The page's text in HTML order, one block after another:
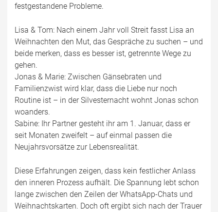
festgestandene Probleme.
Lisa & Tom: Nach einem Jahr voll Streit fasst Lisa an
Weihnachten den Mut, das Gespräche zu suchen – und
beide merken, dass es besser ist, getrennte Wege zu
gehen.
Jonas & Marie: Zwischen Gänsebraten und
Familienzwist wird klar, dass die Liebe nur noch
Routine ist – in der Silvesternacht wohnt Jonas schon
woanders.
Sabine: Ihr Partner gesteht ihr am 1. Januar, dass er
seit Monaten zweifelt – auf einmal passen die
Neujahrsvorsätze zur Lebensrealität.
Diese Erfahrungen zeigen, dass kein festlicher Anlass
den inneren Prozess aufhält. Die Spannung lebt schon
lange zwischen den Zeilen der WhatsApp-Chats und
Weihnachtskarten. Doch oft ergibt sich nach der Trauer